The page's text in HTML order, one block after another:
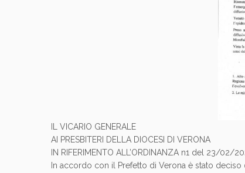
IL VICARIO GENERALE
AI PRESBITERI DELLA DIOCESI DI VERONA
IN RIFERIMENTO ALL’ORDINANZA n1 del 23/02/
In accordo con il Prefetto di Verona è stato deciso